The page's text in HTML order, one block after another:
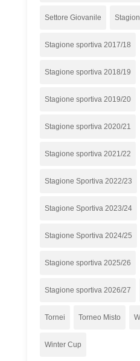
Settore Giovanile
Stagione sportiva 2017/18
Stagione sportiva 2018/19
Stagione sportiva 2019/20
Stagione sportiva 2020/21
Stagione sportiva 2021/22
Stagione Sportiva 2022/23
Stagione Sportiva 2023/24
Stagione Sportiva 2024/25
Stagione sportiva 2025/26
Stagione sportiva 2026/27
Tornei Torneo Misto
Winter Cup